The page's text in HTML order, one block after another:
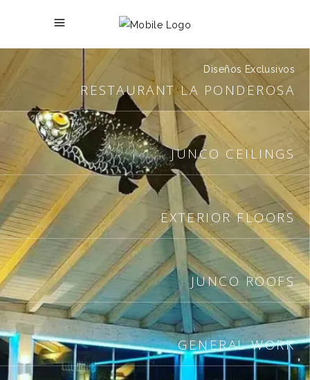
Diseños Exclusivos
RESTAURANT LA PONDEROSA
JUNCO CEILINGS
EXTERIOR FLOORS
JUNCO ROOFS
GENERAL WORK